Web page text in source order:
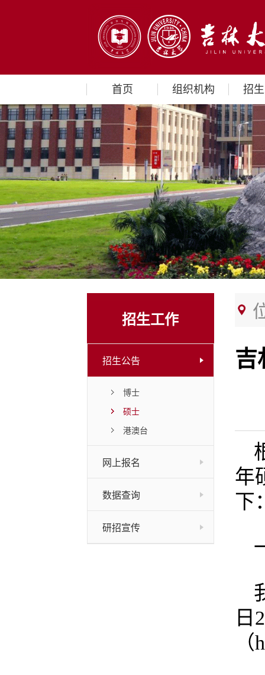
首页 组织机构 招
招生工作
招生公告
博士
硕士
港澳台
网上报名
数据查询
研招宣传
吉
年
下
日